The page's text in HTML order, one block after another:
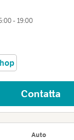
- 19:00
Contatta
Auto